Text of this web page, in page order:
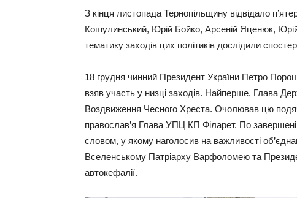
З кінця листопада Тернопільщину відвідало
Кошулинський, Юрій Бойко, Арсеній Яценюк,
тематику заходів цих політиків дослідили
18 грудня чинний Президент України Петро
взяв участь у низці заходів. Найперше, Глава
Воздвиження Чесного Хреста. Очолював цю
православ’я Глава УПЦ КП Філарет. По
словом, у якому наголосив на важливості
Вселенському Патріарху Варфоломею та
автокефалії.